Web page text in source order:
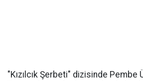
"Kızılcık Şerbeti" dizisinde Pembe